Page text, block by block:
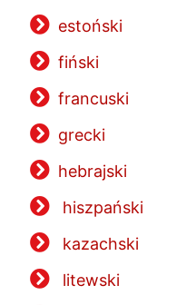
estoński
fiński
francuski
grecki
hebrajski
hiszpański
kazachski
litewski